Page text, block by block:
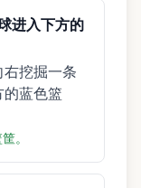
进入下方的
挖掘一条
蓝色篮
。